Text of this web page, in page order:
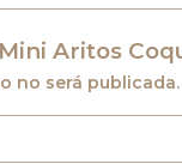
Aritos
no será publicada.